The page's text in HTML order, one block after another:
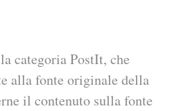
Mondiali calcio 2026
categoria PostIt, che
alla fonte originale della
il contenuto sulla fonte